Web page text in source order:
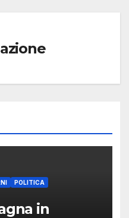
POLITICA
in